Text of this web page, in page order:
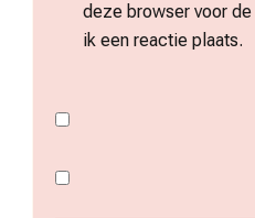
deze browser voor
ik een reactie plaats.